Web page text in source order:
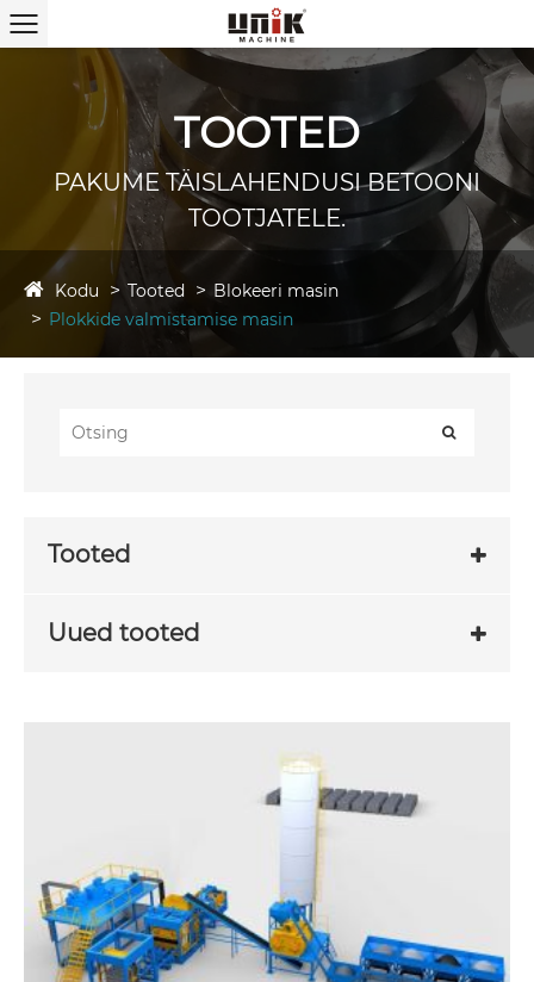
TOOTED
PAKUME TÄISLAHENDUSI BETOONI
TOOTJATELE.
Kodu Tooted
Blokeeri masin
Plokkide valmistamise masin
Tooted
Uued tooted